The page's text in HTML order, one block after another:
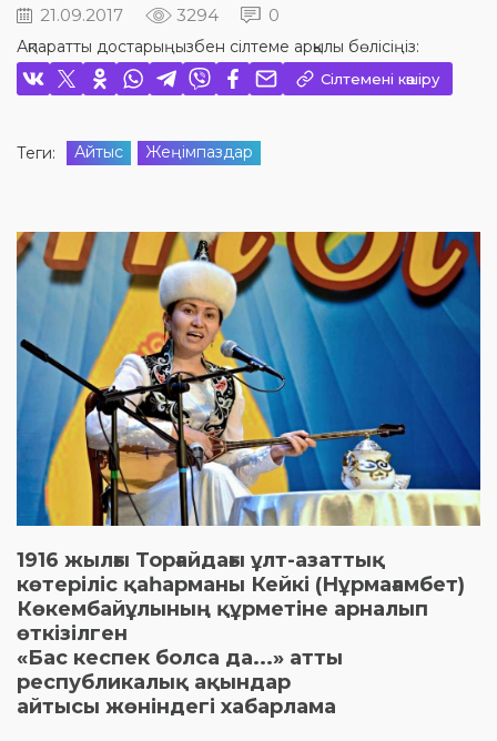
21.09.2017 3294 0
Ақпаратты достарыңызбен сілтеме арқылы бөлісіңіз:
Сілтемені көшіру
Теги: Айтыс Жеңімпаздар
1916 жылғы Торғайдағы ұлт-азаттық
көтеріліс қаһарманы Кейкі (Нұрмағамбет)
Көкембайұлының құрметіне арналып
өткізілген
«Бас кеспек болса да...» атты
республикалық ақындар
айтысы жөніндегі хабарлама